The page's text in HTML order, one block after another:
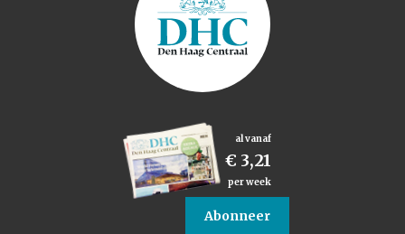
al vanaf
€ 3,21
per week
Abonneer